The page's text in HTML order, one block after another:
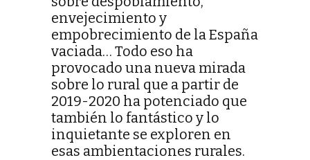
envejecimiento y
empobrecimiento de la España
vaciada… Todo eso ha
provocado una nueva mirada
sobre lo rural que a partir de
2019-2020 ha potenciado que
también lo fantástico y lo
inquietante se exploren en
esas ambientaciones rurales.